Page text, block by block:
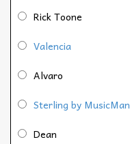
Rick Toone
Valencia
Alvaro
Sterling by MusicMan
Dean